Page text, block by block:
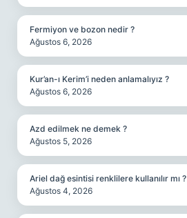
Fermiyon ve bozon nedir ?
Ağustos 6, 2026
Kur’an-ı Kerim’i neden anlamalıyız ?
Ağustos 6, 2026
Azd edilmek ne demek ?
Ağustos 5, 2026
Ariel dağ esintisi renklilere kullanılır mı ?
Ağustos 4, 2026